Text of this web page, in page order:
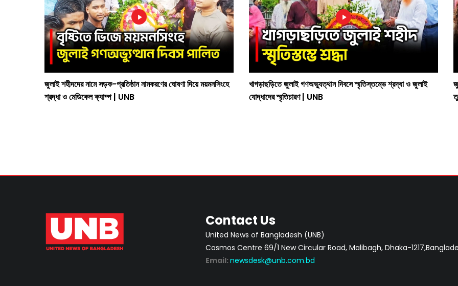
জুলাই শহীদদের নামে সড়ক-প্রতিষ্ঠান নামকরণের ঘোষণা দিয়ে ময়মনসিংহে
শ্রদ্ধা ও মেডিকেল ক্যাম্প | UNB
খাগড়াছড়িতে জুলাই গণঅভ্যুত্থান দিবসে স্মৃতিস্তম্ভে শ্রদ্ধা ও জুলাই
যোদ্ধাদের স্মৃতিচারণ | UNB
Contact Us
United News of Bangladesh (UNB)
Cosmos Centre 69/1 New Circular Road, Malibagh, Dhaka-
Email: newsdesk@unb.com.bd